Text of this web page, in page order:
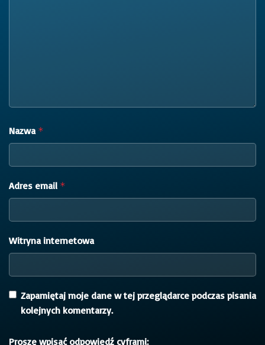
Nazwa *
Adres email *
Witryna internetowa
Zapamiętaj moje dane w tej przeglądarce podczas pisania
kolejnych komentarzy.
Proszę wpisać odpowiedź cyframi: